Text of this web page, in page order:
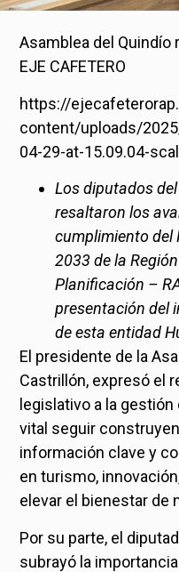
Asamblea del Quindío
EJE CAFETERO
https://
content/uploads/
04-29-at-15.09.04-
Los diputados
resaltaron los
cumplimiento del
2033 de la
Planificación –
presentación del
de esta entidad
El presidente de la
Castrillón, expresó el
legislativo a la gestión
vital seguir
información clave y
en turismo,
elevar el bienestar de
Por su parte, el
subrayó la